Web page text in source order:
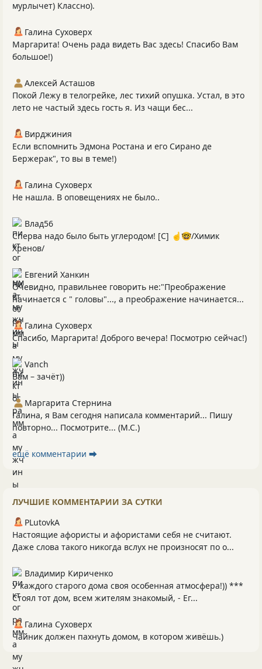
мурлычет) Классно).
Галина Суховерх
Маргарита! Очень рада видеть Вас здесь! Спасибо Вам
большое!)
Алексей Асташов
Покой Лежу в телогрейке, лес тихий опушка. Устал, в это
лето не частый здесь гость я. Из чащи бес...
Вирджиния
Если вспомнить Эдмона Ростана и его Сирано де
Бержерак", то вы в теме!)
Галина Суховерх
Не нашла. В оповещениях не было..
Влад56
Сперва надо было быть углеродом! [C] ☝️🤓/Химик
Хренов/
Евгений Ханкин
Очевидно, правильнее говорить не:"Преображение
начинается с " головы"..., а преображение начинается...
Галина Суховерх
Спасибо, Маргарита! Доброго вечера! Посмотрю сейчас!)
Vanch
Вам – зачёт))
Маргарита Стернина
Галина, я Вам сегодня написала комментарий... Пишу
повторно... Посмотрите... (М.С.)
ещё комментарии ⮕
ЛУЧШИЕ КОММЕНТАРИИ ЗА СУТКИ
PLutоvkА
Настоящие афористы и афористами себя не считают.
Даже слова такого никогда вслух не произносят по о...
Владимир Кириченко
У каждого старого дома своя особенная атмосфера!)) ***
Стоял тот дом, всем жителям знакомый, - Ег...
Галина Суховерх
Чайник должен пахнуть домом, в котором живёшь.)